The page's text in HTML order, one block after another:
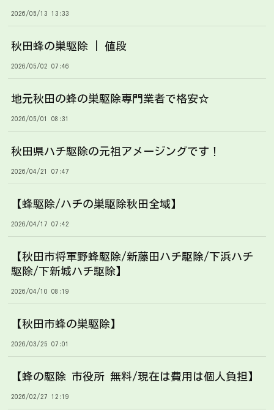
2026/05/13 13:33
秋田蜂の巣駆除 | 値段
2026/05/02 07:46
地元秋田の蜂の巣駆除専門業者で格安☆
2026/05/01 08:31
秋田県ハチ駆除の元祖アメージングです！
2026/04/21 07:47
【蜂駆除/ハチの巣駆除秋田全域】
2026/04/17 07:42
【秋田市将軍野蜂駆除/新藤田ハチ駆除/下浜ハチ
駆除/下新城ハチ駆除】
2026/04/10 08:19
【秋田市蜂の巣駆除】
2026/03/25 07:01
【蜂の駆除 市役所 無料/現在は費用は個人負担】
2026/02/27 12:19